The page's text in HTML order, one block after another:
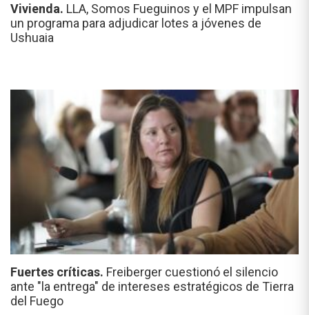
Vivienda. LLA, Somos Fueguinos y el MPF impulsan
un programa para adjudicar lotes a jóvenes de
Ushuaia
Fuertes críticas. Freiberger cuestionó el silencio
ante "la entrega" de intereses estratégicos de Tierra
del Fuego